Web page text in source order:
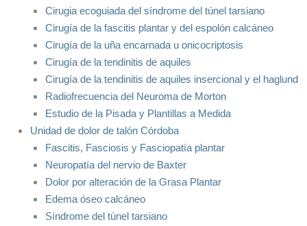
Cirugia ecoguiada del síndrome del túnel tarsiano
Cirugía de la fascitis plantar y del espolón calcáneo
Cirugía de la uña encarnada u onicocriptosis
Cirugía de la tendinitis de aquiles
Cirugía de la tendinitis de aquiles insercional y el haglund
Radiofrecuencia del Neuroma de Morton
Estudio de la Pisada y Plantillas a Medida
Unidad de dolor de talón Córdoba
Fascitis, Fasciosis y Fasciopatía plantar
Neuropatía del nervio de Baxter
Dolor por alteración de la Grasa Plantar
Edema óseo calcáneo
Síndrome del túnel tarsiano